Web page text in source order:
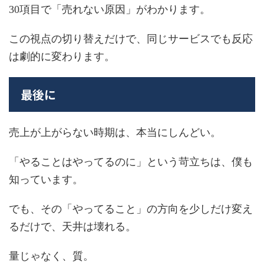
30項目で「売れない原因」がわかります。
この視点の切り替えだけで、同じサービスでも反応
は劇的に変わります。
最後に
売上が上がらない時期は、本当にしんどい。
「やることはやってるのに」という苛立ちは、僕も
知っています。
でも、その「やってること」の方向を少しだけ変え
るだけで、天井は壊れる。
量じゃなく、質。